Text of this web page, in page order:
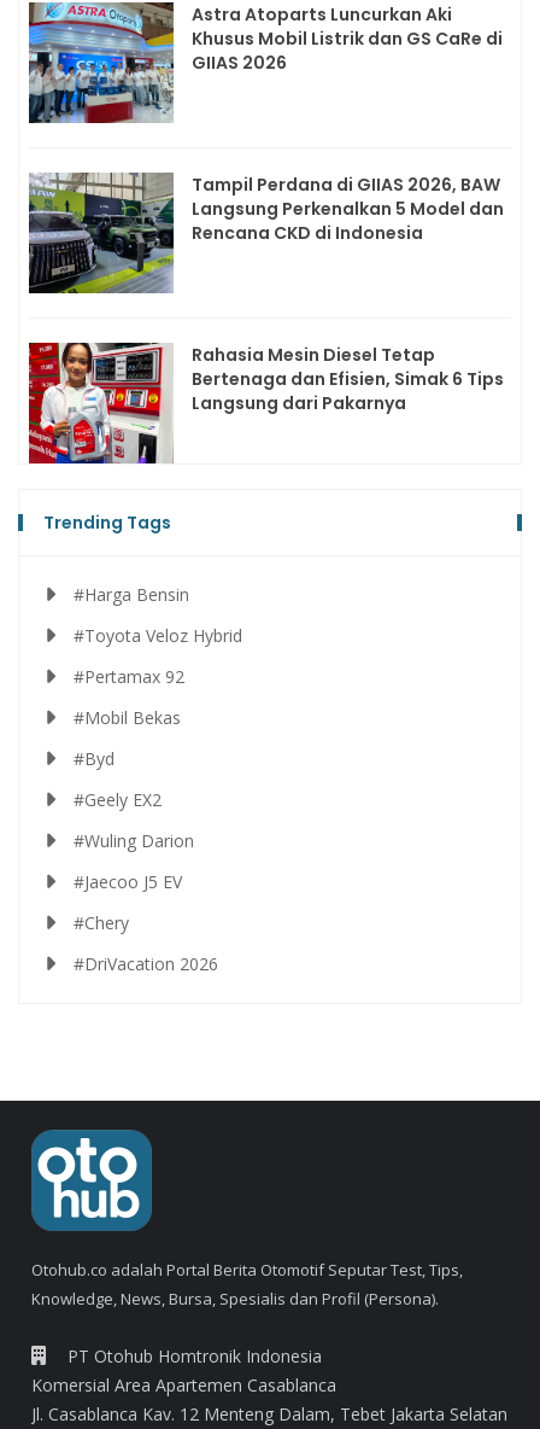
Astra Atoparts Luncurkan Aki
Khusus Mobil Listrik dan GS CaRe di
GIIAS 2026
Tampil Perdana di GIIAS 2026, BAW
Langsung Perkenalkan 5 Model dan
Rencana CKD di Indonesia
Rahasia Mesin Diesel Tetap
Bertenaga dan Efisien, Simak 6 Tips
Langsung dari Pakarnya
Trending Tags
#Harga Bensin
#Toyota Veloz Hybrid
#Pertamax 92
#Mobil Bekas
#Byd
#Geely EX2
#Wuling Darion
#Jaecoo J5 EV
#Chery
#DriVacation 2026
Otohub.co adalah Portal Berita Otomotif Seputar Test, Tips,
Knowledge, News, Bursa, Spesialis dan Profil (Persona).
PT Otohub Homtronik Indonesia
Komersial Area Apartemen Casablanca
Jl. Casablanca Kav. 12 Menteng Dalam, Tebet Jakarta Selatan